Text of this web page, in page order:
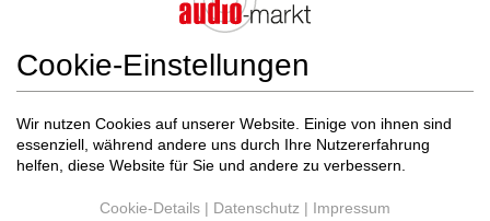
Plattenspieler komplett
Cookie-Einstellungen
Wir nutzen Cookies auf unserer Website. Einige von ihnen sind
essenziell, während andere uns durch Ihre Nutzererfahrung
helfen, diese Website für Sie und andere zu verbessern.
Cookie-Details | Datenschutz | Impressum